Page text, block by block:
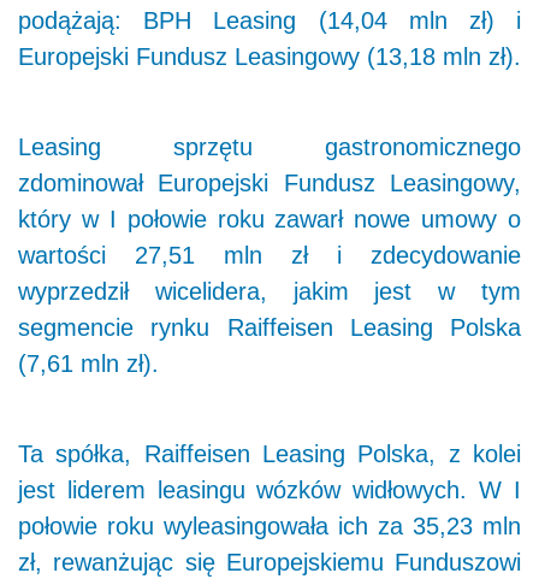
podążają: BPH Leasing (14,04 mln zł) i
Europejski Fundusz Leasingowy (13,18 mln zł).
Leasing sprzętu gastronomicznego
zdominował Europejski Fundusz Leasingowy,
który w I połowie roku zawarł nowe umowy o
wartości 27,51 mln zł i zdecydowanie
wyprzedził wicelidera, jakim jest w tym
segmencie rynku Raiffeisen Leasing Polska
(7,61 mln zł).
Ta spółka, Raiffeisen Leasing Polska, z kolei
jest liderem leasingu wózków widłowych. W I
połowie roku wyleasingowała ich za 35,23 mln
zł, rewanżując się Europejskiemu Funduszowi